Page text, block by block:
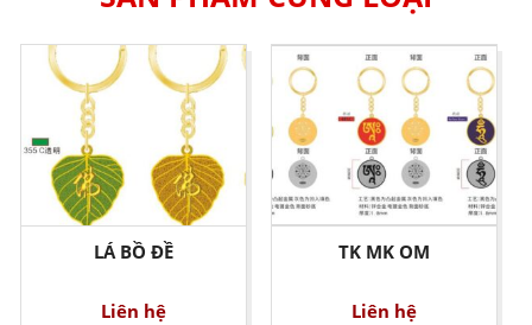
LÁ BỒ ĐỀ
Liên hệ
TK MK OM
Liên hệ